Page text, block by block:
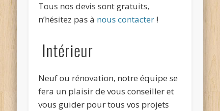
Tous nos devis sont gratuits,
n’hésitez pas à nous contacter !
Intérieur
Neuf ou rénovation, notre équipe se
fera un plaisir de vous conseiller et
vous guider pour tous vos projets